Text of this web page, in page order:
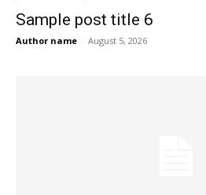
Sample post title 6
Author name - August 5, 2026